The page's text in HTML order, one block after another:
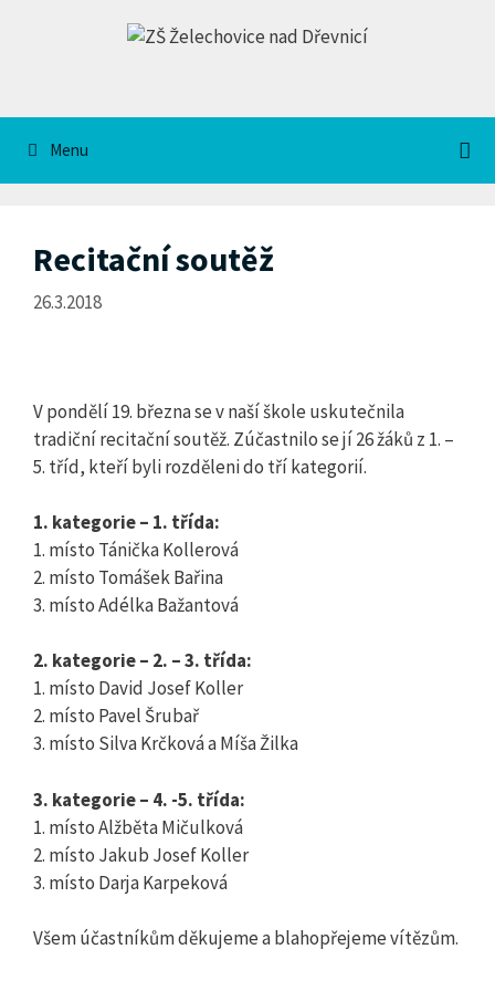
Menu
Recitační soutěž
26.3.2018
V pondělí 19. března se v naší škole uskutečnila
tradiční recitační soutěž. Zúčastnilo se jí 26 žáků z 1. –
5. tříd, kteří byli rozděleni do tří kategorií.
1. kategorie – 1. třída:
1. místo Tánička Kollerová
2. místo Tomášek Bařina
3. místo Adélka Bažantová
2. kategorie – 2. – 3. třída:
1. místo David Josef Koller
2. místo Pavel Šrubař
3. místo Silva Krčková a Míša Žilka
3. kategorie – 4. -5. třída:
1. místo Alžběta Mičulková
2. místo Jakub Josef Koller
3. místo Darja Karpeková
Všem účastníkům děkujeme a blahopřejeme vítězům.